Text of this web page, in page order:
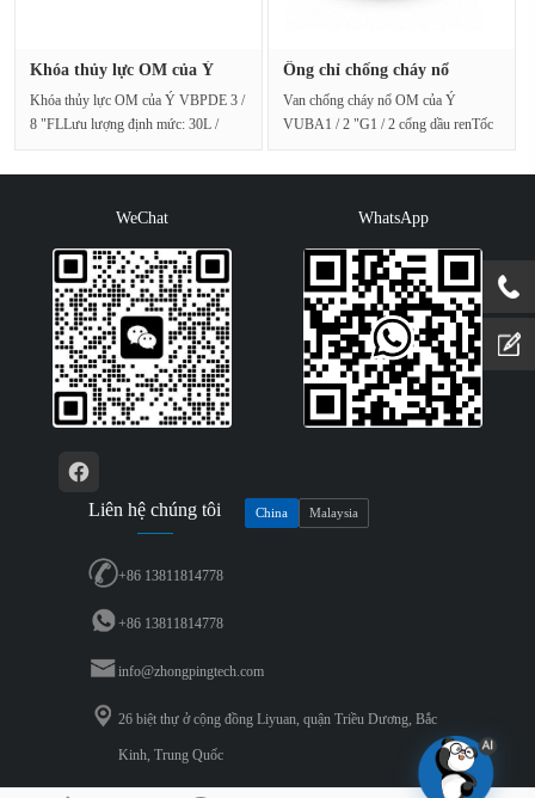
Khóa thủy lực OM của Ý
Khóa thủy lực OM của Ý VBPDE 3 /
8 "FLLưu lượng định mức: 30L /
Ống chỉ chống cháy nổ
Van chống cháy nổ OM của Ý
VUBA1 / 2 "G1 / 2 cổng dầu renTốc
WeChat WhatsApp
Liên hệ chúng tôi China Malaysia
+86 13811814778
+86 13811814778
info@zhongpingtech.com
26 biệt thự ở cộng đồng Liyuan, quận Triều Dương, Bắc
Kinh, Trung Quốc